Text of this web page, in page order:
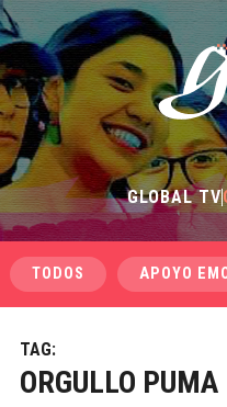
GLOBAL TV
TODOS APOYO
TAG:
ORGULLO PUMA